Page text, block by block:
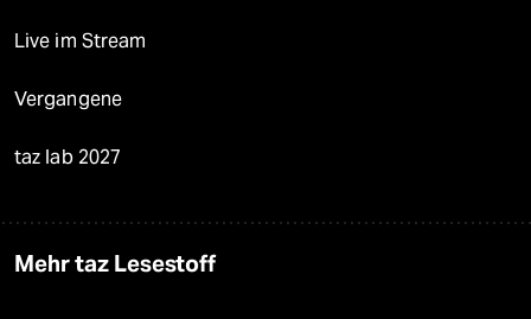
Live im Stream
Vergangene
taz lab 2027
Mehr taz Lesestoff